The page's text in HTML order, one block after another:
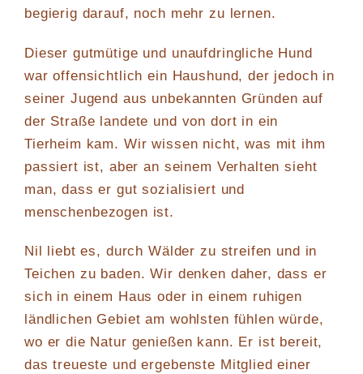
begierig darauf, noch mehr zu lernen.
Dieser gutmütige und unaufdringliche Hund
war offensichtlich ein Haushund, der jedoch in
seiner Jugend aus unbekannten Gründen auf
der Straße landete und von dort in ein
Tierheim kam. Wir wissen nicht, was mit ihm
passiert ist, aber an seinem Verhalten sieht
man, dass er gut sozialisiert und
menschenbezogen ist.
Nil liebt es, durch Wälder zu streifen und in
Teichen zu baden. Wir denken daher, dass er
sich in einem Haus oder in einem ruhigen
ländlichen Gebiet am wohlsten fühlen würde,
wo er die Natur genießen kann. Er ist bereit,
das treueste und ergebenste Mitglied einer